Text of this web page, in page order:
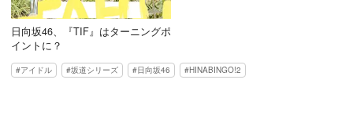
日向坂46、『TIF』はターニングポ
イントに？
アイドル 坂道シリーズ 日向坂46 HINABINGO!2